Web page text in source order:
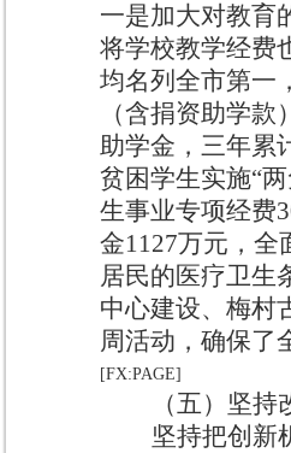
一是加大对教育
将学校教学经费
均名列全市第一
（含捐资助学
助学金，三年累
贫困学生实施“两
生事业专项经费
金1127万元，全
居民的医疗卫生
中心建设、梅村
周活动，确保了
[FX:PAGE]
（五）坚
坚持把创新